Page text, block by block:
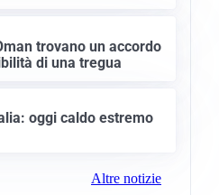
trovano un accordo
di una tregua
oggi caldo estremo
Altre notizie